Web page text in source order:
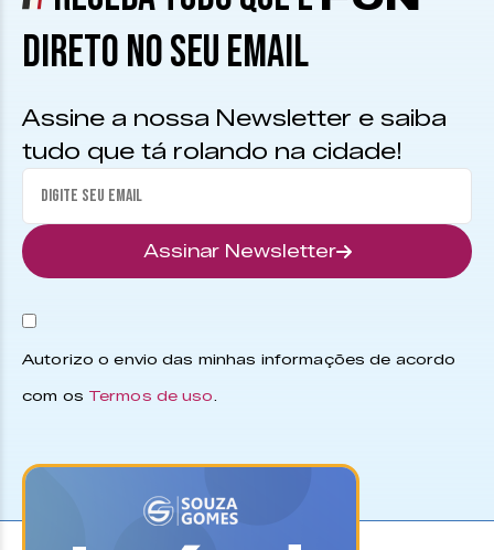
DIRETO NO SEU EMAIL
Assine a nossa Newsletter e saiba
tudo que tá rolando na cidade!
Assinar Newsletter
Autorizo o envio das minhas informações de acordo
com os Termos de uso.